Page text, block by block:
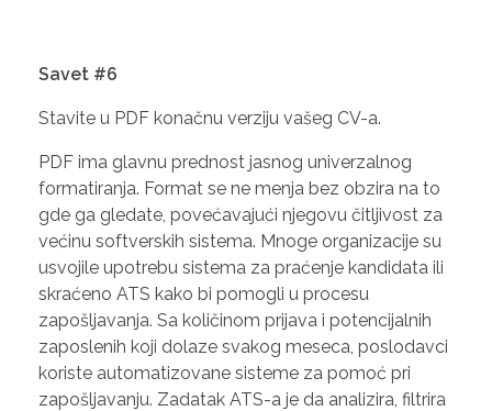
Savet #6
Stavite u PDF konačnu verziju vašeg CV-a.
PDF ima glavnu prednost jasnog univerzalnog
formatiranja. Format se ne menja bez obzira na to
gde ga gledate, povećavajući njegovu čitljivost za
većinu softverskih sistema. Mnoge organizacije su
usvojile upotrebu sistema za praćenje kandidata ili
skraćeno ATS kako bi pomogli u procesu
zapošljavanja. Sa količinom prijava i potencijalnih
zaposlenih koji dolaze svakog meseca, poslodavci
koriste automatizovane sisteme za pomoć pri
zapošljavanju. Zadatak ATS-a je da analizira, filtrira